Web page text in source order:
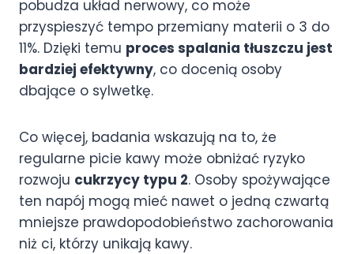
pobudza układ nerwowy, co może
przyspieszyć tempo przemiany materii o 3 do
11%. Dzięki temu proces spalania tłuszczu jest
bardziej efektywny, co docenią osoby
dbające o sylwetkę.
Co więcej, badania wskazują na to, że
regularne picie kawy może obniżać ryzyko
rozwoju cukrzycy typu 2. Osoby spożywające
ten napój mogą mieć nawet o jedną czwartą
mniejsze prawdopodobieństwo zachorowania
niż ci, którzy unikają kawy.